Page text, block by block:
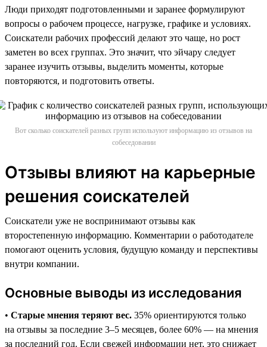
Люди приходят подготовленными и заранее формулируют
вопросы о рабочем процессе, нагрузке, графике и условиях.
Соискатели рабочих профессий делают это чаще, но рост
заметен во всех группах. Это значит, что эйчару следует
заранее изучить отзывы, выделить моменты, которые
повторяются, и подготовить ответы.
Вот сколько соискателей разных групп используют информацию из отзывов на
собеседовании
Отзывы влияют на карьерные
решения соискателей
Соискатели уже не воспринимают отзывы как
второстепенную информацию. Комментарии о работодателе
помогают оценить условия, будущую команду и перспективы
внутри компании.
Основные выводы из исследования
• Старые мнения теряют вес. 35% ориентируются только
на отзывы за последние 3–5 месяцев, более 60% — на мнения
за последний год. Если свежей информации нет, это снижает